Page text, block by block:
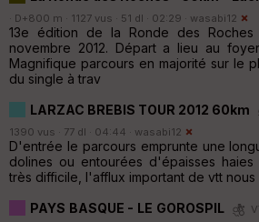
· D+800 m · 1127 vus · 51 dl · 02:29 · wasabi12
13e édition de la Ronde des Roches
novembre 2012. Départ a lieu au
Magnifique parcours en majorité sur le
du single à trav
LARZAC BREBIS TOUR 2012 60km
1390 vus · 77 dl · 04:44 · wasabi12
D'entrée le parcours emprunte une
dolines ou entourées d'épaisses
très difficile, l'afflux important de vtt
PAYS BASQUE - LE GOROSPIL